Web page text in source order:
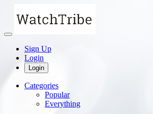
Sign Up
Login
Login
Categories
Popular
Everything